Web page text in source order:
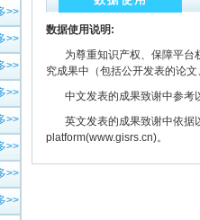
>>
>>
>>
>>
>>
>>
>>
>>
数据使用说明:
为尊重知识产权、保障平台
究成果中（包括公开发表的论
中文发表的成果致谢中参考
英文发表的成果致谢中依据
platform(www.gisrs.cn)。